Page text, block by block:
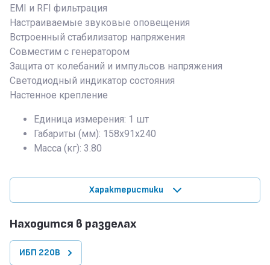
EMI и RFI фильтрация
Настраиваемые звуковые оповещения
Встроенный стабилизатор напряжения
Совместим с генератором
Защита от колебаний и импульсов напряжения
Светодиодный индикатор состояния
Настенное крепление
Единица измерения: 1 шт
Габариты (мм): 158x91x240
Масса (кг): 3.80
Характеристики
Находится в разделах
ИБП 220В